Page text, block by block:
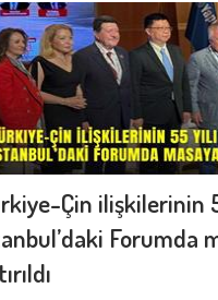
Çin ilişkilerinin
Forumda